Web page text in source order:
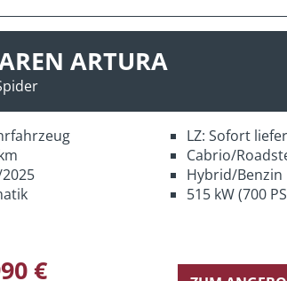
ARTURA
2025
LZ: Sofort
Cabrio/
Hybrid/Benzin
515 kW (700
€